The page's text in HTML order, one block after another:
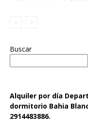
Buscar
Alquiler por día
dormitorio Bahia
2914483886.